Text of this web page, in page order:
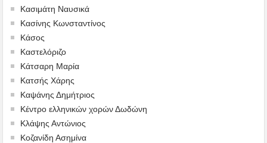
Κασιμάτη Ναυσικά
Κασίνης Κωνσταντίνος
Κάσος
Καστελόριζο
Κάτσαρη Μαρία
Κατσής Χάρης
Καψάνης Δημήτριος
Κέντρο ελληνικών χορών Δωδώνη
Κλάψης Αντώνιος
Κοζανίδη Ασημίνα